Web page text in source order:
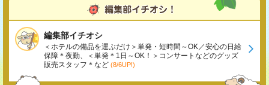
編集部イチオシ
＜ホテルの備品を運ぶだけ＞単発・短時間～OK／安心の日給
保障＊夜勤、＜単発＊1日～OK！＞コンサートなどのグッズ
販売スタッフ＊など (8/6UP!)